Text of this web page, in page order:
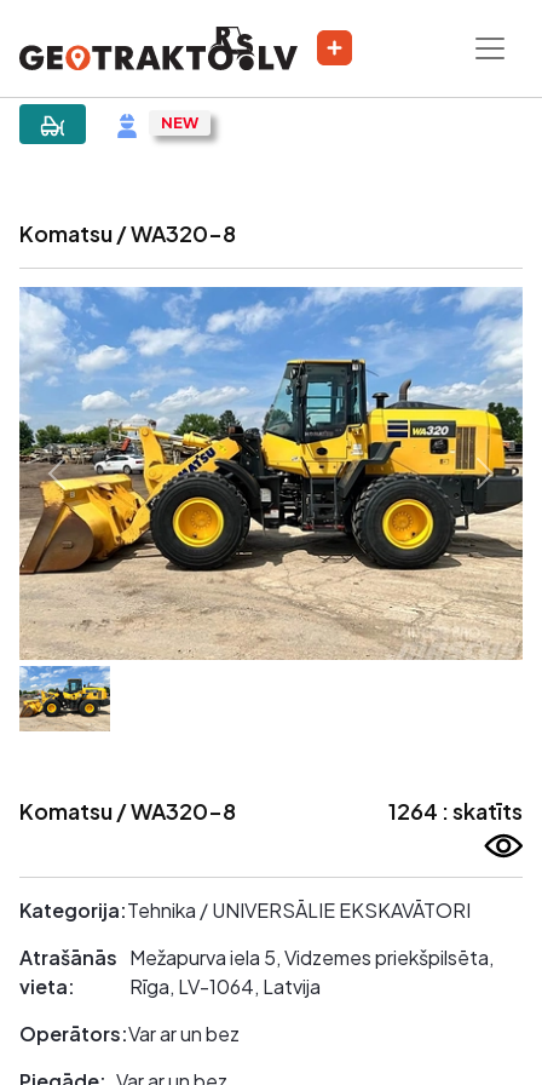
|Sludinājums
Komatsu / WA320-8
Komatsu / WA320-8 1264 : skatīts
Kategorija:Tehnika / UNIVERSĀLIE EKSKAVĀTORI
Atrašānās
vieta:
Mežapurva iela 5, Vidzemes priekšpilsēta,
Rīga, LV-1064, Latvija
Operātors:Var ar un bez